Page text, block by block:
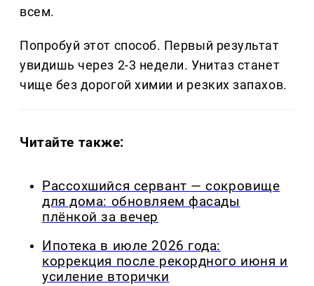
всем.
Попробуй этот способ. Первый результат
увидишь через 2-3 недели. Унитаз станет
чище без дорогой химии и резких запахов.
Читайте также:
Рассохшийся сервант — сокровище
для дома: обновляем фасады
плёнкой за вечер
Ипотека в июле 2026 года:
коррекция после рекордного июня и
усиление вторички